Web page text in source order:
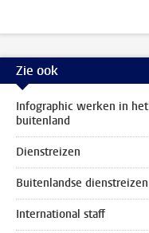
Zie ook
Infographic werken in het
buitenland
Dienstreizen
Buitenlandse dienstreizen
International staff